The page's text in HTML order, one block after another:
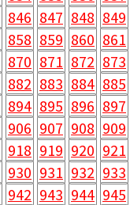
846 847 848 849
858 859 860 861
870 871 872 873
882 883 884 885
894 895 896 897
906 907 908 909
918 919 920 921
930 931 932 933
942 943 944 945